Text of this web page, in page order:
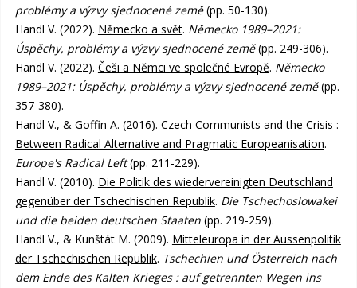
problémy a výzvy sjednocené země(pp. 50-130).
Handl V. (2022). Německo a svět. Německo 1989–2021:
Úspěchy, problémy a výzvy sjednocené země(pp. 249-306).
Handl V. (2022). Češi a Němci ve společné Evropě. Německo
1989–2021: Úspěchy, problémy a výzvy sjednocené země(pp.
357-380).
Handl V., & Goffin A. (2016). Czech Communists and the Crisis :
Between Radical Alternative and Pragmatic Europeanisation.
Europe's Radical Left(pp. 211-229).
Handl V. (2010). Die Politik des wiedervereinigten Deutschland
gegenüber der Tschechischen Republik. Die Tschechoslowakei
und die beiden deutschen Staaten(pp. 219-259).
Handl V., & Kunštát M. (2009). Mitteleuropa in der Aussenpolitik
der Tschechischen Republik. Tschechien und Österreich nach
dem Ende des Kalten Krieges : auf getrennten Wegen ins